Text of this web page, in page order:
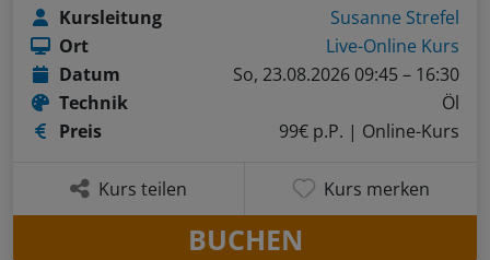
Kursleitung
Susanne Strefel
Ort
Live-Online Kurs
Datum
So, 23.08.2026 09:45 – 16:30
Technik
Öl
Preis
99€ p.P. | Online-Kurs
Kurs teilen Kurs merken
BUCHEN